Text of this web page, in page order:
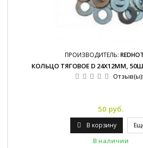
ПРОИЗВОДИТЕЛЬ:
КОЛЬЦО ТЯГОВОЕ D 24Х12ММ,
Отзыв(ы):
50 руб.
В корзину
В наличии